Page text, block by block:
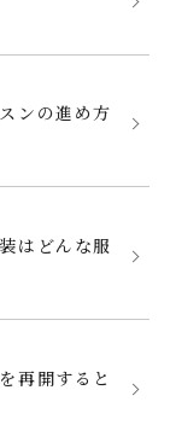
ンの進め方
はどんな服
再開すると